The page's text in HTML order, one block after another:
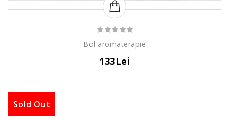
Bol aromaterapie
133Lei
Sold Out